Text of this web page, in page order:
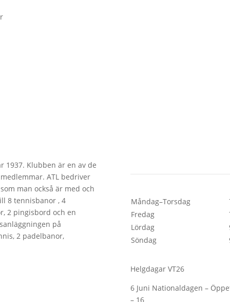
1937. Klubben är en av de
ATL bedriver
man också är med och
8 tennisbanor , 4
2 pingisbord och en
på
2 padelbanor,
Måndag–Torsdag
Fredag
Lördag
Söndag
Helgdagar VT26
6 Juni Nationaldagen –
– 16